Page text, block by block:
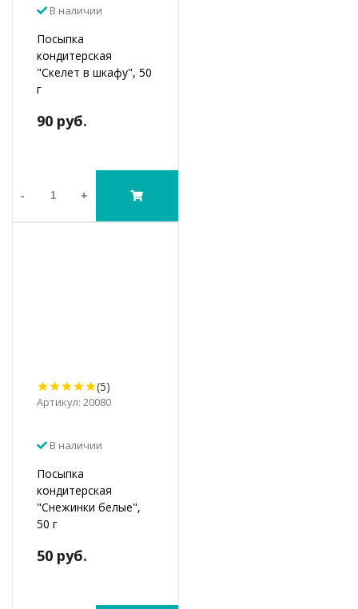
В наличии
Посыпка
кондитерская
"Скелет в шкафу", 50
г
90 руб.
- +
(5)
Артикул: 20080
В наличии
Посыпка
кондитерская
"Снежинки белые",
50 г
50 руб.